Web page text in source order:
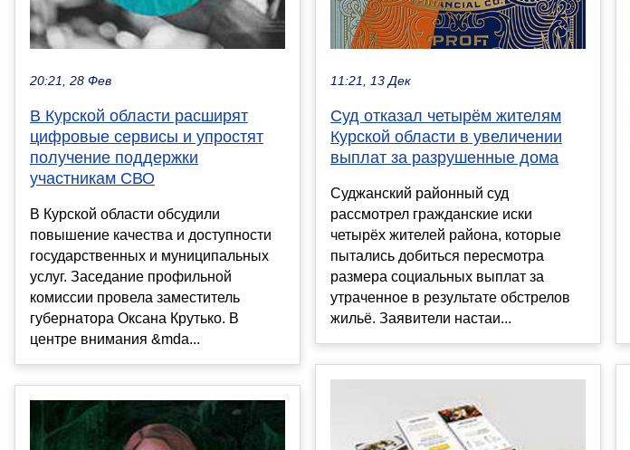
20:21, 28 Фев
В Курской области расширят
цифровые сервисы и упростят
получение поддержки
участникам СВО
В Курской области обсудили
повышение качества и доступности
государственных и муниципальных
услуг. Заседание профильной
комиссии провела заместитель
губернатора Оксана Крутько. В
центре внимания &mda...
11:21, 13 Дек
Суд отказал четырём жителям
Курской области в увеличении
выплат за разрушенные дома
Суджанский районный суд
рассмотрел гражданские иски
четырёх жителей района, которые
пытались добиться пересмотра
размера социальных выплат за
утраченное в результате обстрелов
жильё. Заявители настаи...